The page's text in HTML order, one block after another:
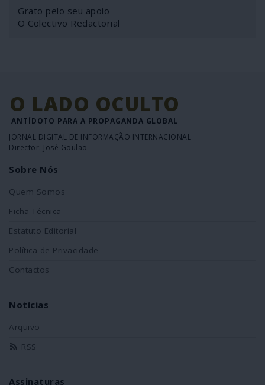
Grato pelo seu apoio
O Colectivo Redactorial
O LADO OCULTO
ANTÍDOTO PARA A PROPAGANDA GLOBAL
JORNAL DIGITAL DE INFORMAÇÃO INTERNACIONAL
Director: José Goulão
Sobre Nós
Quem Somos
Ficha Técnica
Estatuto Editorial
Política de Privacidade
Contactos
Notícias
Arquivo
RSS
Assinaturas